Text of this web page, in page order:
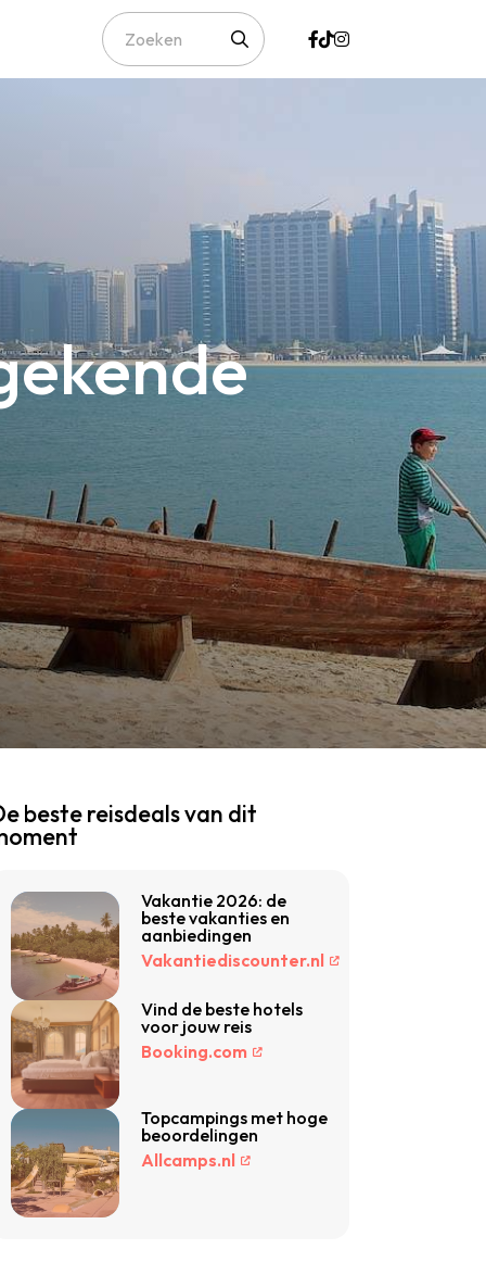
beste reisdeals van dit
Vakantie 2026: de
beste vakanties en
aanbiedingen
Vakantiediscounter.nl
Vind de beste hotels
voor jouw reis
Booking.com
Topcampings met hoge
beoordelingen
Allcamps.nl